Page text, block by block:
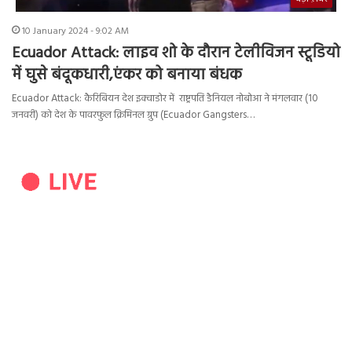
10 January 2024 - 9:02 AM
Ecuador Attack: लाइव शो के दौरान टेलीविजन स्टूडियो
में घुसे बंदूकधारी,एंकर को बनाया बंधक
Ecuador Attack: कैरिबियन देश इक्वाडोर में राष्ट्रपति डैनियल नोबोआ ने मंगलवार (10
जनवरी) को देश के पावरफुल क्रिमिनल ग्रुप (Ecuador Gangsters…